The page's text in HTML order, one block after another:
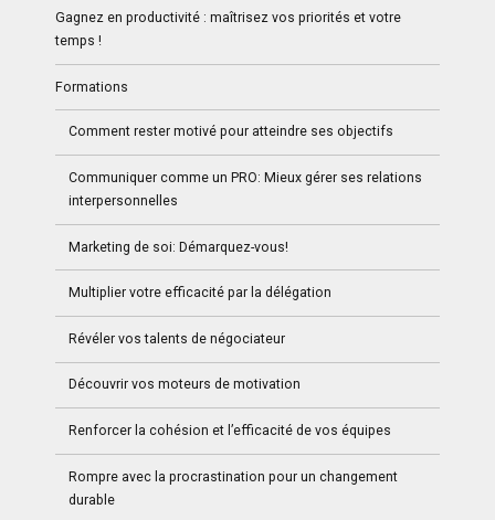
Gagnez en productivité : maîtrisez vos priorités et votre
temps !
Formations
Comment rester motivé pour atteindre ses objectifs
Communiquer comme un PRO: Mieux gérer ses relations
interpersonnelles
Marketing de soi: Démarquez-vous!
Multiplier votre efficacité par la délégation
Révéler vos talents de négociateur
Découvrir vos moteurs de motivation
Renforcer la cohésion et l’efficacité de vos équipes
Rompre avec la procrastination pour un changement
durable